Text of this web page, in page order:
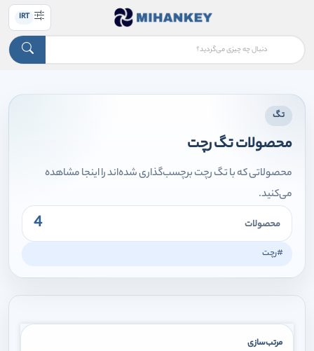
IRT
تگ
محصولات تگ رچت
محصولاتی که با تگ رچت برچسب‌گذاری شده‌اند را اینجا مشاهده
می‌کنید.
محصولات 4
#رچت
مرتب‌سازی